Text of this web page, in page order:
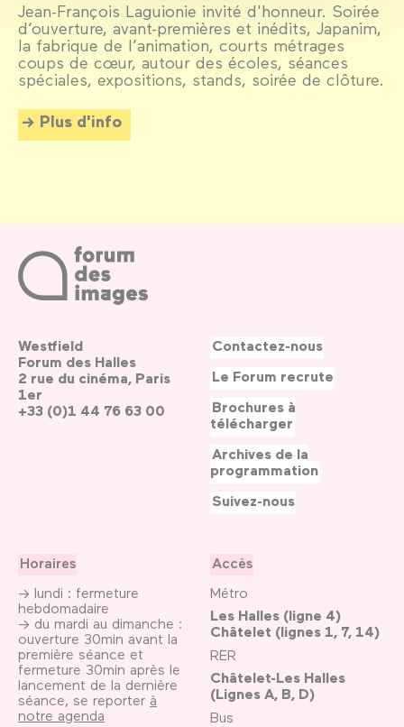
Jean-François Laguionie invité d'honneur. Soirée
d’ouverture, avant-premières et inédits, Japanim,
la fabrique de l’animation, courts métrages
coups de cœur, autour des écoles, séances
spéciales, expositions, stands, soirée de clôture.
Plus d'info
Westfield
Forum des Halles
2 rue du cinéma, Paris
1er
+33 (0)1 44 76 63 00
Horaires
→ lundi : fermeture
hebdomadaire
→ du mardi au dimanche :
ouverture 30min avant la
première séance et
fermeture 30min après le
lancement de la dernière
séance, se reporter à
notre agenda
Accès
Métro
Les Halles (ligne 4)
Châtelet (lignes 1, 7, 14)
RER
Châtelet-Les Halles
(Lignes A, B, D)
Bus
Contactez-nous
Le Forum recrute
Brochures à
télécharger
Archives de la
programmation
Suivez-nous